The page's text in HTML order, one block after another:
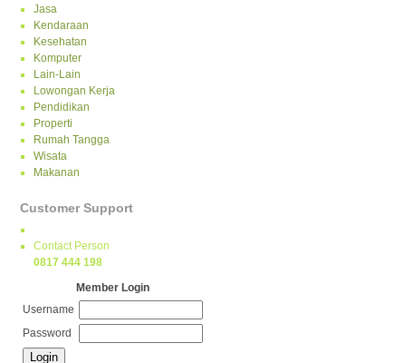
Jasa
Kendaraan
Kesehatan
Komputer
Lain-Lain
Lowongan Kerja
Pendidikan
Properti
Rumah Tangga
Wisata
Makanan
Customer Support
Contact Person
0817 444 198
Member Login
Username
Password